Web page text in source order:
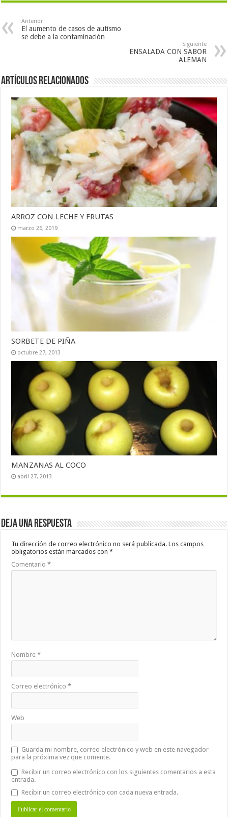
Anterior
El aumento de casos de autismo
se debe a la contaminación
Siguiente
ENSALADA CON SABOR
ALEMAN
Artículos Relacionados
ARROZ CON LECHE Y FRUTAS
marzo 26, 2019
SORBETE DE PIÑA
octubre 27, 2013
MANZANAS AL COCO
abril 27, 2013
Deja una respuesta
Tu dirección de correo electrónico no será publicada. Los campos
obligatorios están marcados con*
Comentario*
Nombre*
Correo electrónico*
Web
Guarda mi nombre, correo electrónico y web en este navegador
para la próxima vez que comente.
Recibir un correo electrónico con los siguientes comentarios a esta
entrada.
Recibir un correo electrónico con cada nueva entrada.